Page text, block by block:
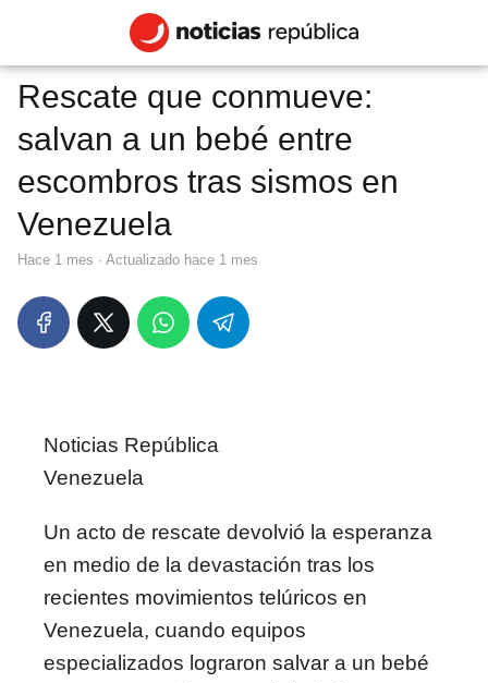
Rescate que conmueve:
salvan a un bebé entre
escombros tras sismos en
Venezuela
hace 1 mes · Actualizado hace 1 mes
Noticias República
Venezuela
Un acto de rescate devolvió la esperanza
en medio de la devastación tras los
recientes movimientos telúricos en
Venezuela, cuando equipos
especializados lograron salvar a un bebé